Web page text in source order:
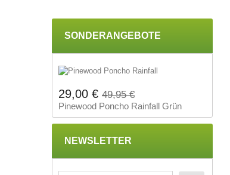
SONDERANGEBOTE
29,00 € 49,95 €
Pinewood Poncho Rainfall Grün
NEWSLETTER